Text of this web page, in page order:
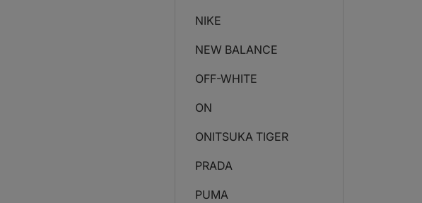
NIKE
NEW BALANCE
OFF-WHITE
ON
ONITSUKA TIGER
PRADA
PUMA